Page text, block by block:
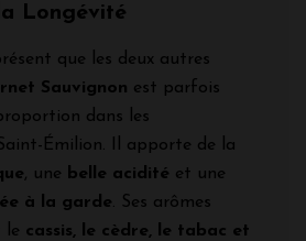
Longévité
que les deux autres
Sauvignon est parfois
dans les
Émilion. Il apporte de la
, une belle acidité et une
à la garde. Ses arômes
le cassis, le cèdre, le tabac et